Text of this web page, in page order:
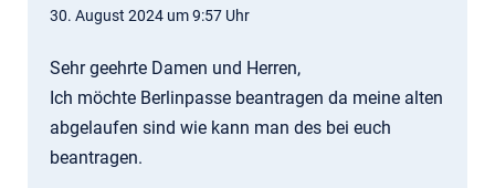
30. August 2024 um 9:57 Uhr
Sehr geehrte Damen und Herren,
Ich möchte Berlinpasse beantragen da meine alten
abgelaufen sind wie kann man des bei euch
beantragen.